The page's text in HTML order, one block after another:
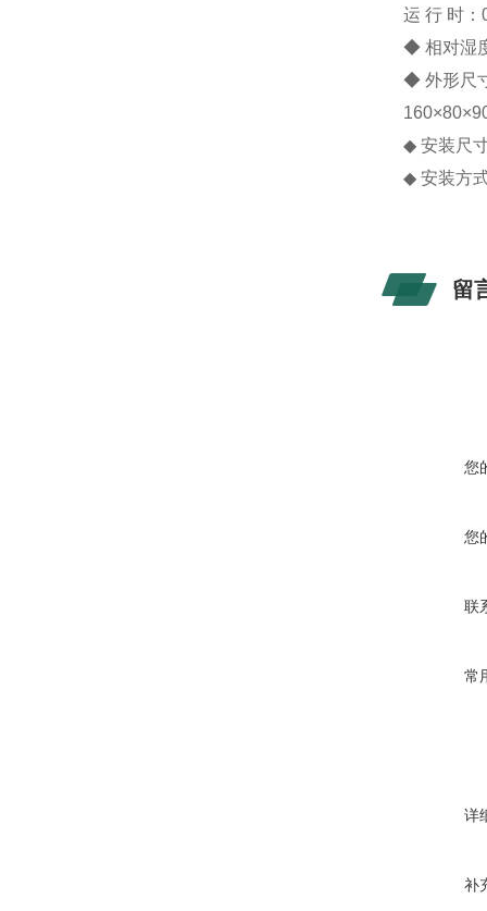
运 行 时
◆ 相对湿
◆ 外形尺
◆ 安装尺
◆ 安装方
留
您
您
联
常
详
补